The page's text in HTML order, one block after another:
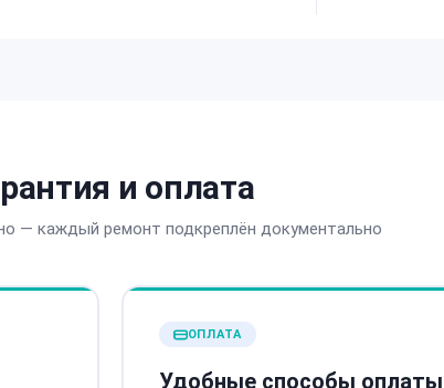
и оплата
— каждый ремонт подкреплён документально
ОПЛАТА
Удобные способы оплаты